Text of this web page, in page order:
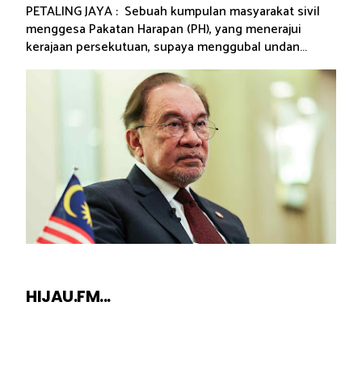
PETALING JAYA : Sebuah kumpulan masyarakat sivil
menggesa Pakatan Harapan (PH), yang menerajui
kerajaan persekutuan, supaya menggubal undan...
HIJAU.FM...